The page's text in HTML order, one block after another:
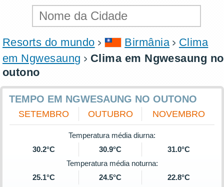
Resorts do mundo Birmânia
Clima
em Ngwesaung
Clima em Ngwesaung no
outono
TEMPO EM NGWESAUNG NO OUTONO
SETEMBRO OUTUBRO NOVEMBRO
Temperatura média diurna:
30.2°C
30.9°C
31.0°C
Temperatura média noturna:
25.1°C
24.5°C 22.8°C